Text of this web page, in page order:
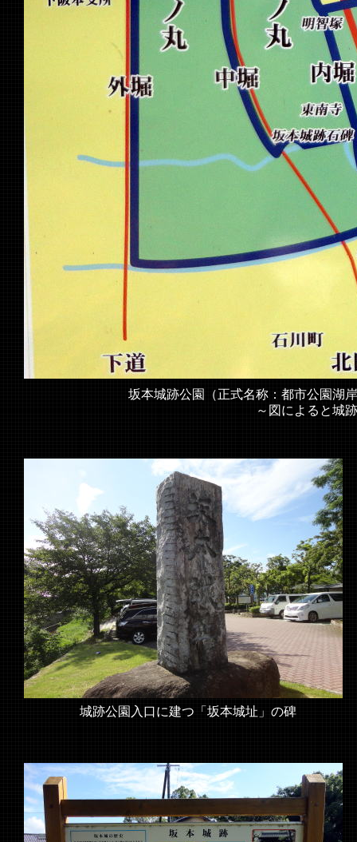
坂本城跡公園（正式名称：都市公園湖
～図によると城跡公園の位
城跡公園入口に建つ「坂本城址」の碑